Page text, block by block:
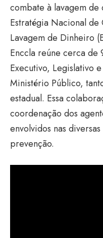
combate à lavagem
Estratégia Nacional
Lavagem de Dinheiro
Enccla reúne cerca de
Executivo, Legislativo
Ministério Público,
estadual. Essa
coordenação dos
envolvidos nas
prevenção.